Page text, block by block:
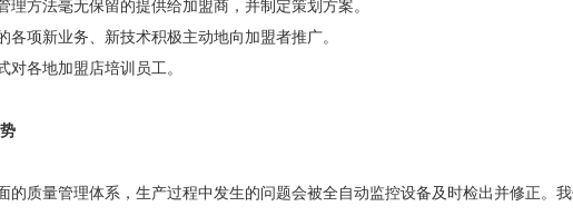
方法毫无保留的提供给加盟商，并制定策划方案。
项新业务、新技术积极主动地向加盟者推广。
各地加盟店培训员工。
的质量管理体系，生产过程中发生的问题会被全自动监控设备及时检出并修正。